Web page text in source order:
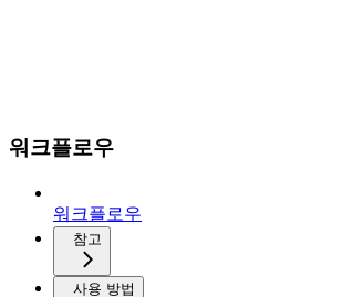
워크플로우
워크플로우
참고
사용 방법